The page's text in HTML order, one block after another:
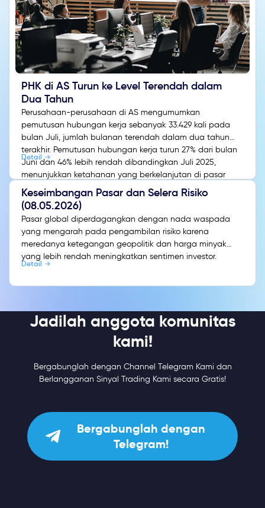
PHK di AS Turun ke Level Terendah dalam
Dua Tahun
Perusahaan-perusahaan di AS mengumumkan
pemutusan hubungan kerja sebanyak 33.429 kali pada
bulan Juli, jumlah bulanan terendah dalam dua tahun
terakhir. Pemutusan hubungan kerja turun 27% dari bulan
Juni dan 46% lebih rendah dibandingkan Juli 2025,
menunjukkan ketahanan yang berkelanjutan di pasar
tenaga kerja meskipun terjadi perubahan struktural yang
sedang berlangsung.
Detail
Keseimbangan Pasar dan Selera Risiko
(08.05.2026)
Pasar global diperdagangkan dengan nada waspada
yang mengarah pada pengambilan risiko karena
meredanya ketegangan geopolitik dan harga minyak
yang lebih rendah meningkatkan sentimen investor.
Detail
Jadilah anggota komunitas
kami!
Bergabunglah dengan Channel Telegram Kami dan
Berlangganan Sinyal Trading Kami secara Gratis!
Bergabunglah dengan
Telegram!